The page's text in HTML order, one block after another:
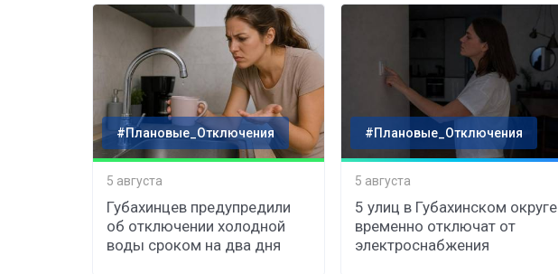
#Плановые_Отключения
5 августа
Губахинцев предупредили
об отключении холодной
воды сроком на два дня
#Плановые_Отключения
5 августа
5 улиц в Губахинском округе
временно отключат от
электроснабжения